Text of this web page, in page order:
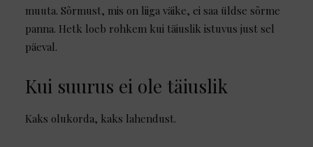
muuta. Sõrmust, mis on liiga väike, ei saa üldse sõrme
panna. Hetk loeb rohkem kui täiuslik istuvus just sel
päeval.
Kui suurus ei ole täiuslik
Kaks olukorda, kaks lahendust.